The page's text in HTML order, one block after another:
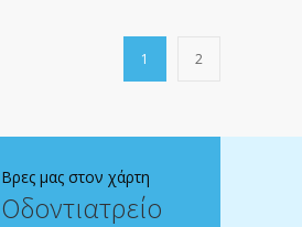
1 2
Βρες μας στον χάρτη
Οδοντιατρείο